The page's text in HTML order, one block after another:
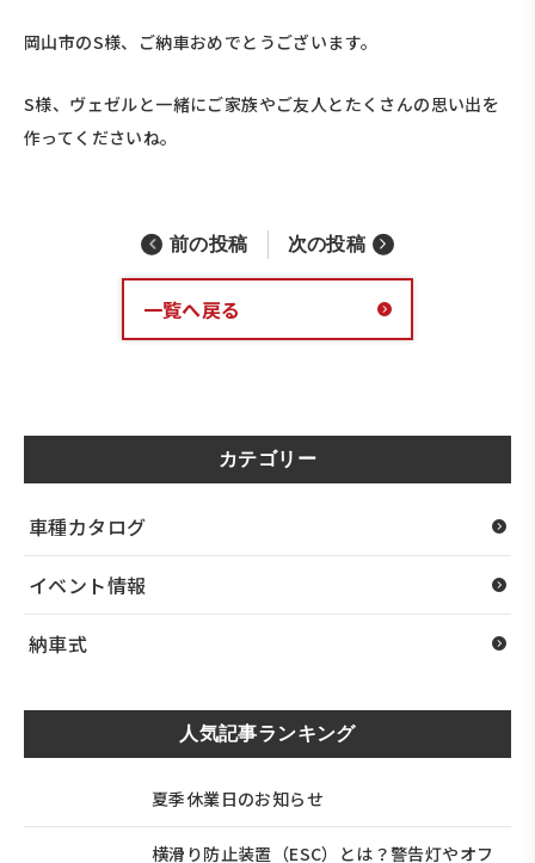
岡山市のS様、ご納車おめでとうございます。
S様、ヴェゼルと一緒にご家族やご友人とたくさんの思い出を
作ってくださいね。
前の投稿 次の投稿
一覧へ戻る
カテゴリー
車種カタログ
イベント情報
納車式
人気記事ランキング
夏季休業日のお知らせ
横滑り防止装置（ESC）とは？警告灯やオフ